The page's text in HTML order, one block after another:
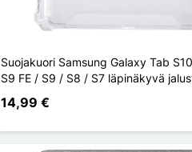
Suojakuori Samsung Galaxy Tab
S9 FE / S9 / S8 / S7 läpinäkyvä
14,99 €